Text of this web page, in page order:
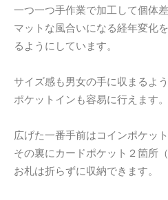
一つ一つ手作業で加工して個体
マットな風合いになる経年変化
るようにしています。
サイズ感も男女の手に収まるよ
ポケットインも容易に行えます。
広げた一番手前はコインポケット
その裏にカードポケット２箇所
お札は折らずに収納できます。